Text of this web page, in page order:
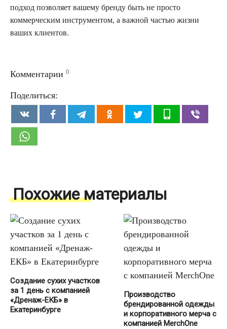
подход позволяет вашему бренду быть не просто
коммерческим инструментом, а важной частью жизни
ваших клиентов.
Комментарии 0
Поделиться:
Похожие материалы
Создание сухих участков
за 1 день с компанией
«Дренаж-ЕКБ» в
Екатеринбурге
Производство
брендированной одежды
и корпоративного мерча с
компанией MerchOne